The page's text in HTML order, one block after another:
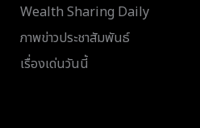
Wealth Sharing Daily
ภาพข่าวประชาสัมพันธ์
เรื่องเด่นวันนี้